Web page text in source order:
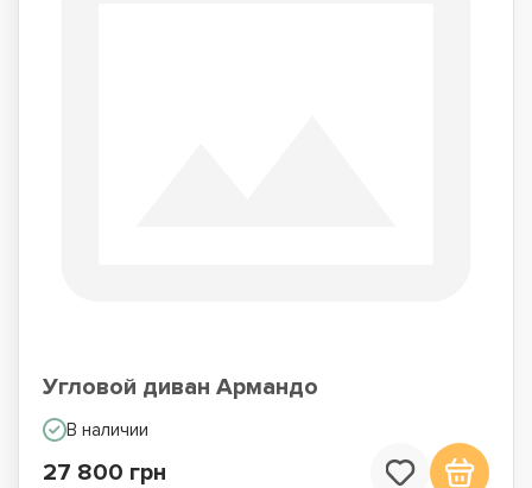
Угловой диван Армандо
В наличии
27 800 грн